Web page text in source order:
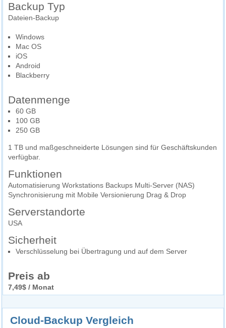
Backup Typ
Dateien-Backup
Windows
Mac OS
iOS
Android
Blackberry
Datenmenge
60 GB
100 GB
250 GB
1 TB und maßgeschneiderte Lösungen sind für Geschäftskunden
verfügbar.
Funktionen
Automatisierung Workstations Backups Multi-Server (NAS)
Synchronisierung mit Mobile Versionierung Drag & Drop
Serverstandorte
USA
Sicherheit
Verschlüsselung bei Übertragung und auf dem Server
Preis ab
7,49$ / Monat
Cloud-Backup Vergleich